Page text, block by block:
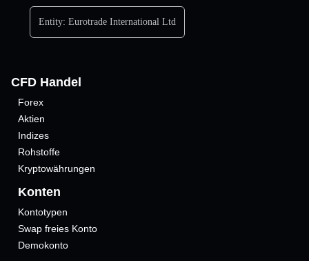
Entity: Eurotrade International Ltd
CFD Handel
Forex
Aktien
Indizes
Rohstoffe
Kryptowährungen
Konten
Kontotypen
Swap freies Konto
Demokonto